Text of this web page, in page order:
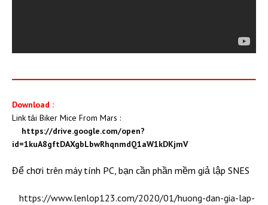
Download :
Link tải ​Biker Mice From Mars :
https://drive.google.com/open?
id=1kuA8gftDAXgbLbwRhqnmdQ1aW1kDKjmV
Để chơi trên máy tính PC, bạn cần phần mềm giả lập SNES
https://www.lenlop123.com/2020/01/huong-dan-gia-lap-